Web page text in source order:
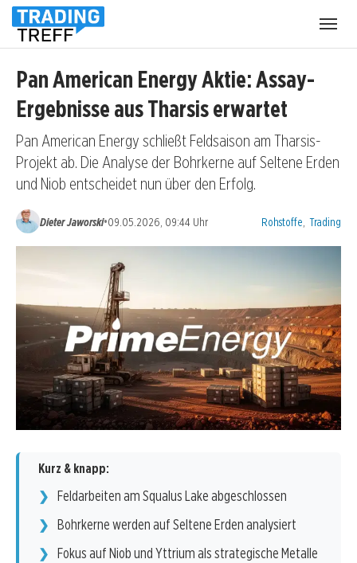
Pan American Energy Aktie: Assay-
Ergebnisse aus Tharsis erwartet
Pan American Energy schließt Feldsaison am Tharsis-
Projekt ab. Die Analyse der Bohrkerne auf Seltene Erden
und Niob entscheidet nun über den Erfolg.
Dieter Jaworski•09.05.2026, 09:44 Uhr Kategorien:
Rohstoffe Trading
Kurz & knapp:
Feldarbeiten am Squalus Lake abgeschlossen
Bohrkerne werden auf Seltene Erden analysiert
Fokus auf Niob und Yttrium als strategische Metalle